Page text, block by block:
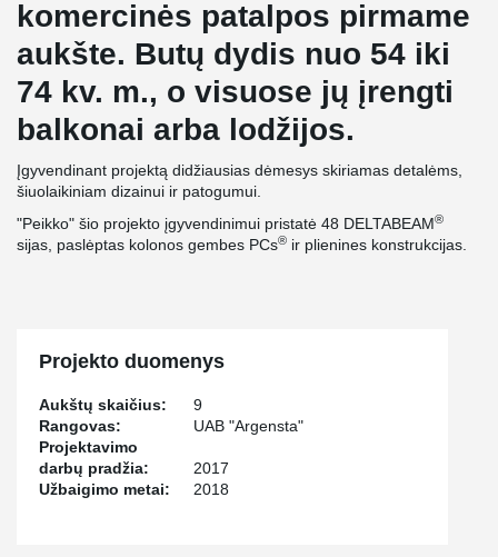
komercinės patalpos pirmame
aukšte. Butų dydis nuo 54 iki
74 kv. m., o visuose jų įrengti
balkonai arba lodžijos.
Įgyvendinant projektą didžiausias dėmesys skiriamas detalėms,
šiuolaikiniam dizainui ir patogumui.
"Peikko" šio projekto įgyvendinimui pristatė 48 DELTABEAM®
sijas, paslėptas kolonos gembes PCs® ir plienines konstrukcijas.
Projekto duomenys
Aukštų skaičius:
9
Rangovas:
UAB "Argensta"
Projektavimo
darbų pradžia:
2017
Užbaigimo metai:
2018